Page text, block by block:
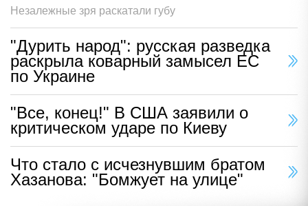
Незалежные зря раскатали губу
"Дурить народ": русская разведка
раскрыла коварный замысел ЕС
по Украине
"Все, конец!" В США заявили о
критическом ударе по Киеву
Что стало с исчезнувшим братом
Хазанова: "Бомжует на улице"